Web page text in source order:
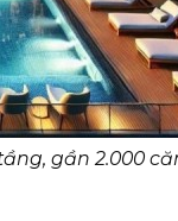
gần 2.000